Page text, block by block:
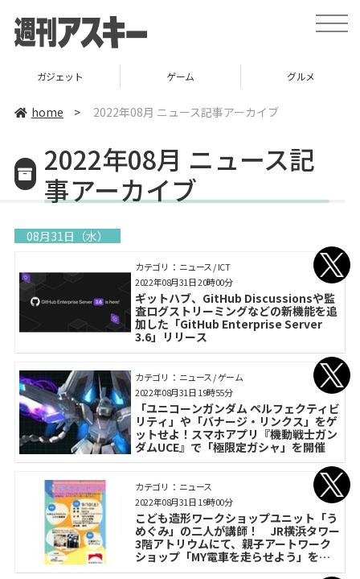
toggle
ゲーム グルメ スタートアップ
home > 2022年08月 ニュース記事アーカイブ
2022年08月 ニュース記
事アーカイブ
08月31日（水）
カテゴリ： ニュース / ICT
ギットハブ、GitHub Discussionsや監
査ログストリーミングなどの新機能を追
加した「GitHub Enterprise Server
3.6」リリース
2022年08月31日 20時00分
カテゴリ： ニュース / ゲーム
「ユニコーンガンダム ペルフェクティビ
リティ」や「バナージ・リンクス」をゲ
ットせよ！スマホアプリ『機動戦士ガン
ダムUCE』で「極限定ガシャ」を開催
2022年08月31日 19時55分
カテゴリ： ニュース
こども造形ワークショップユニット「う
めぐみ」の二人が講師！ JR横浜タワー
3階アトリウムにて、親子アートワーク
ショップ「MY電車を走らせよう」を開
催
2022年08月31日 19時00分